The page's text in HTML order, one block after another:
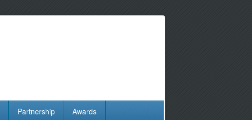
Partnership Awards